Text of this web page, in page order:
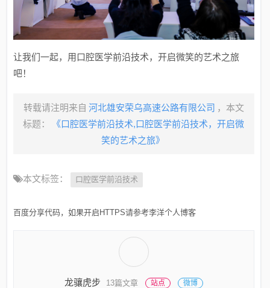
让我们一起，用口腔医学前沿技术，开启微笑的艺术之旅
吧！
转载请注明来自 河北雄安荣乌高速公路有限公司 ，本文
标题：
《口腔医学前沿技术,口腔医学前沿技术，开启微
笑的艺术之旅》
本文标签： 口腔医学前沿技术
百度分享代码，如果开启HTTPS请参考李洋个人博客
龙骧虎步 13篇文章 站点 微博